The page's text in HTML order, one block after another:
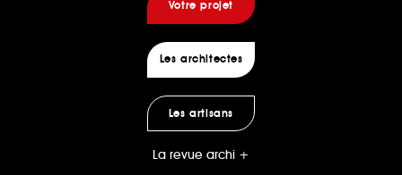
Votre projet
Les architectes
Les artisans
La revue archi +